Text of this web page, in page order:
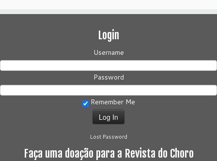
Login
Username
Password
Remember Me
Lost Password
Faça uma doação para a Revista do Choro